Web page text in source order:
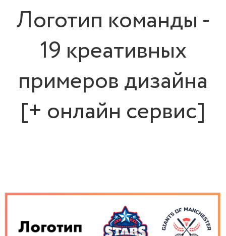
Логотип команды -
19 креативных
примеров дизайна
[+ онлайн сервис]